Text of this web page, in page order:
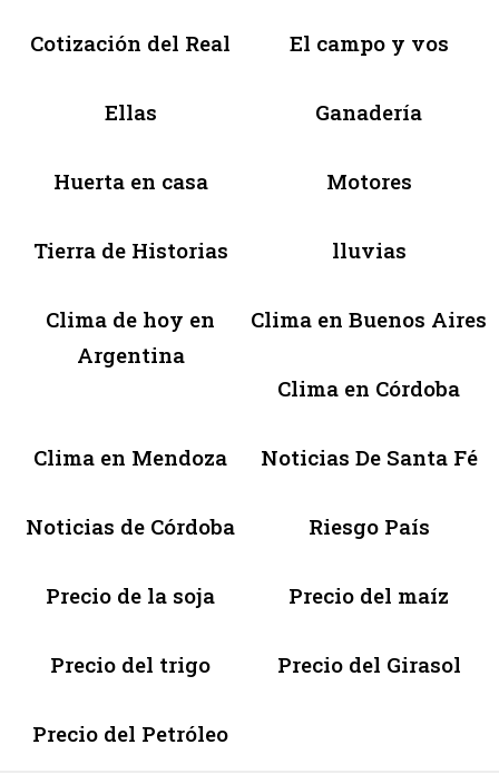
Cotización del Real El campo y vos
Ellas Ganadería
Huerta en casa Motores
Tierra de Historias lluvias
Clima de hoy en
Argentina
Clima en Buenos Aires
Clima en Córdoba
Clima en Mendoza Noticias De Santa Fé
Noticias de Córdoba Riesgo País
Precio de la soja Precio del maíz
Precio del trigo Precio del Girasol
Precio del Petróleo